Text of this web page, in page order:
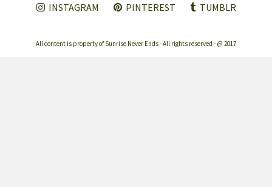
INSTAGRAM PINTEREST TUMBLR
All content is property of Sunrise Never Ends - All rights reserved - @ 2017